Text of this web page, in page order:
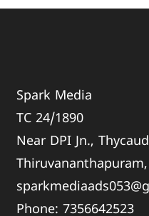
Spark Media
TC 24/1890
Near DPI Jn.,
Thiruvananthapuram,
Phone:7356642523